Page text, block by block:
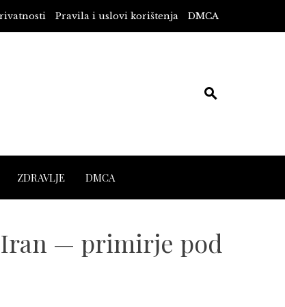
Pravila i uslovi korištenja DMCA
ZDRAVLJE DMCA
Iran — primirje pod